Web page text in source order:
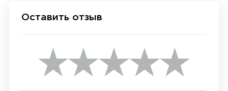
Оставить отзыв